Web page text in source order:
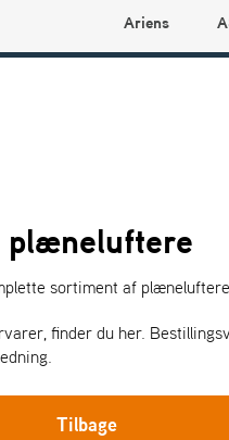
Ariens
sortiment af
finder du her.
Tilbage